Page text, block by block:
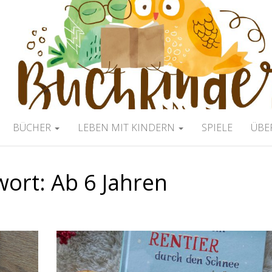
BÜCHER LEBEN MIT KINDERN SPIELE
Ab 6 Jahren